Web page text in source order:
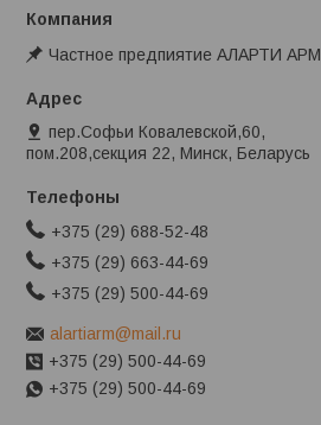
Частное предпиятие АЛАРТИ АРМ
пер.Софьи Ковалевской,60,
пом.208,секция 22, Минск, Беларусь
+375 (29) 688-52-48
+375 (29) 663-44-69
+375 (29) 500-44-69
alartiarm@mail.ru
+375 (29) 500-44-69
+375 (29) 500-44-69